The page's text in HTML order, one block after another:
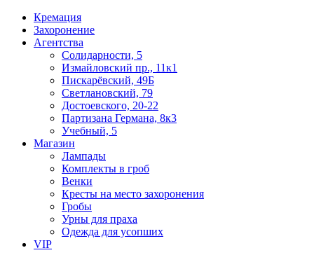
Кремация
Захоронение
Агентства
Солидарности, 5
Измайловский пр., 11к1
Пискарёвский, 49Б
Светлановский, 79
Достоевского, 20-22
Партизана Германа, 8к3
Учебный, 5
Магазин
Лампады
Комплекты в гроб
Венки
Кресты на место захоронения
Гробы
Урны для праха
Одежда для усопших
VIP